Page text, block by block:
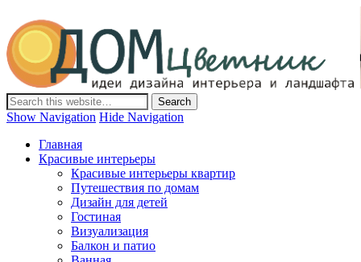
Дом-Цветник
Дизайн интерьера и ландшафта, декор и обустройство дома.
Идеи со всего мира.
Show Navigation Hide Navigation
Главная
Красивые интерьеры
Красивые интерьеры квартир
Путешествия по домам
Дизайн для детей
Гостиная
Визуализация
Балкон и патио